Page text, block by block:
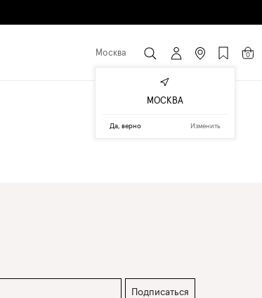
Москва 0
Подписаться
МОСКВА
Да, верно Изменить